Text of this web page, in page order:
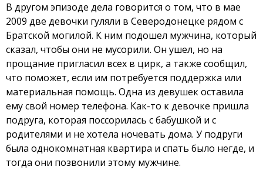
В другом эпизоде дела говорится о том, что в мае
2009 две девочки гуляли в Северодонецке рядом с
Братской могилой. К ним подошел мужчина, который
сказал, чтобы они не мусорили. Он ушел, но на
прощание пригласил всех в цирк, а также сообщил,
что поможет, если им потребуется поддержка или
материальная помощь. Одна из девушек оставила
ему свой номер телефона. Как-то к девочке пришла
подруга, которая поссорилась с бабушкой и с
родителями и не хотела ночевать дома. У подруги
была однокомнатная квартира и спать было негде, и
тогда они позвонили этому мужчине.